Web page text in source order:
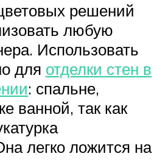
решений
любую
Использовать
для отделки стен в
: спальне,
ванной, так как
легко ложится на